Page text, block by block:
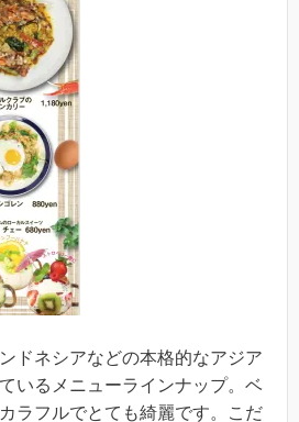
ドネシアなどの本格的なアジア
いるメニューラインナップ。ベ
ラフルでとても綺麗です。こだ